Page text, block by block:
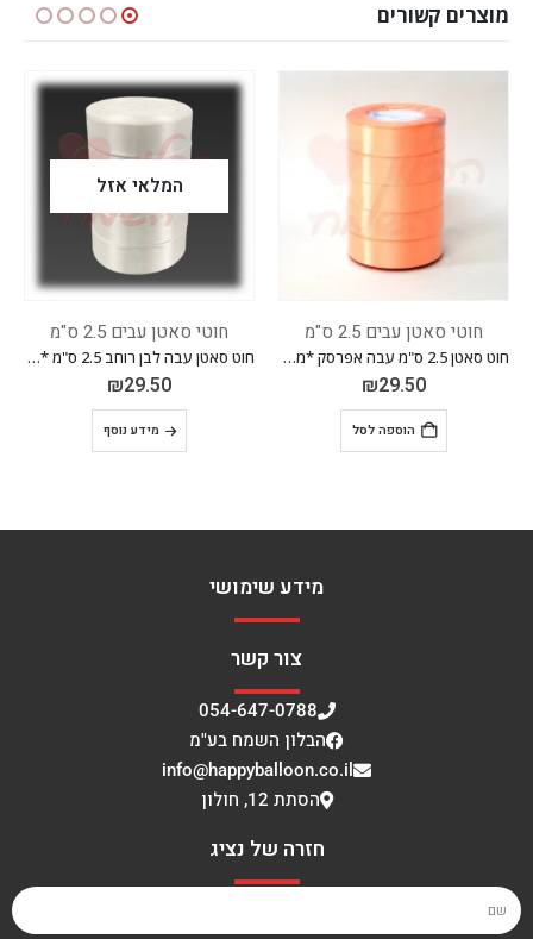
מוצרים קשורים
חוט סאטן 2.5 ס"מ עבה אפרסק *מגיע בסיטונאות חבילה של 5 יח' *
המלאי אזל
חוטי סאטן עבים 2.5 ס"מ
חוט סאטן עבה לבן רוחב 2.5 ס"מ *מגיע בסיטונאות חבילה של 5 יח' *
29.50
מידע נוסף
חוטי סאטן עבים 2.5 ס"מ
29.50
הוספה לסל
מידע שימושי
צור קשר
054-647-0788
הבלון השמח בע"מ
info@happyballoon.co.il
הסתת 12, חולון
חזרה של נציג